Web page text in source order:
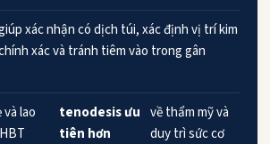
xác nhận có dịch túi, xác định vị trí kim
xác và tránh tiêm vào trong gân
lao
tenodesis ưu
tiên hơn
về thẩm mỹ và
duy trì sức cơ